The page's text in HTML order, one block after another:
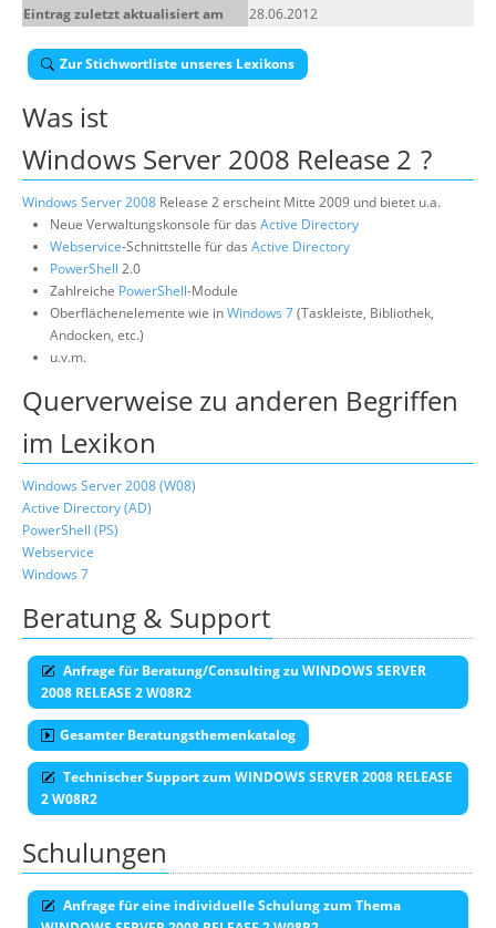
Eintrag zuletzt aktualisiert am
28.06.2012
Zur Stichwortliste unseres Lexikons
Was ist
Windows Server 2008 Release 2 ?
Windows Server 2008 Release 2 erscheint Mitte 2009 und bietet u.a.
Neue Verwaltungskonsole für das Active Directory
Webservice-Schnittstelle für das Active Directory
PowerShell 2.0
Zahlreiche PowerShell-Module
Oberflächenelemente wie inWindows 7(Taskleiste, Bibliothek,
Andocken, etc.)
u.v.m.
Querverweise zu anderen Begriffen
im Lexikon
Windows Server 2008 (W08)
Active Directory (AD)
PowerShell (PS)
Webservice
Windows 7
Beratung & Support
Anfrage für Beratung/Consulting zu WINDOWS SERVER
2008 RELEASE 2 W08R2
Gesamter Beratungsthemenkatalog
Technischer Support zum WINDOWS SERVER 2008 RELEASE
2 W08R2
Schulungen
Anfrage für eine individuelle Schulung zum Thema